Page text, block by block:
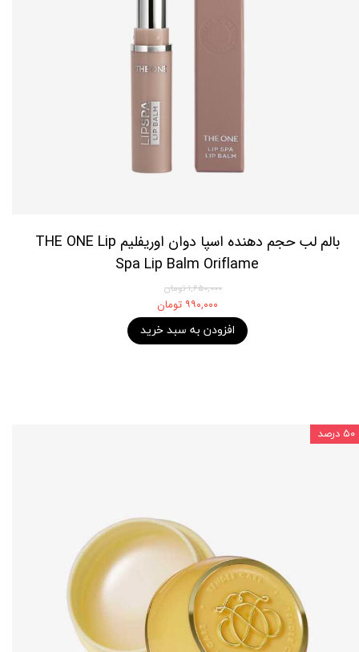
بالم لب حجم دهنده اسپا دوان اوریفلیم THE ONE Lip
Spa Lip Balm Oriflame
۱,۶۵۰,۰۰۰ تومان
۹۹۰,۰۰۰ تومان
افزودن به سبد خرید
۵۰ درصد